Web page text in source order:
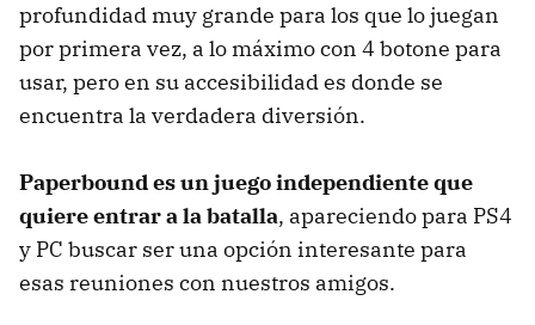
profundidad muy grande para los que lo juegan
por primera vez, a lo máximo con 4 botone para
usar, pero en su accesibilidad es donde se
encuentra la verdadera diversión.
Paperbound es un juego independiente que
quiere entrar a la batalla, apareciendo para PS4
y PC buscar ser una opción interesante para
esas reuniones con nuestros amigos.